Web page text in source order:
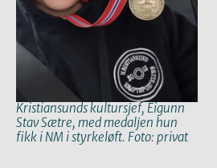
Kristiansunds kultursjef, Eigunn
Stav Sætre, med medaljen hun
fikk i NM i styrkeløft. Foto: privat